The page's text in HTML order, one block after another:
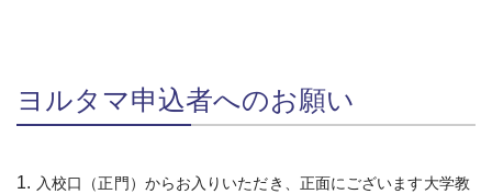
ヨルタマ申込者へのお願い
1. 入校口（正門）からお入りいただき、正面にございます大学教